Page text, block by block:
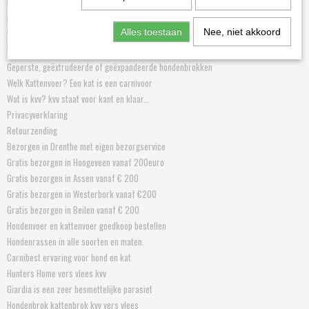
Over Hiltjo's hondenvoeding en kattenvoer
Gastenboek voor tevreden hondenbaasjes
Vraag advies aan een ervarings deskundige
Weblinks toegevoegd door Hiltjo
Geperste, geëxtrudeerde of geëxpandeerde hondenbrokken
Welk Kattenvoer? Een kat is een carnivoor
Wat is kvv? kvv staat voor kant en klaar...
Privacyverklaring
Retourzending
Bezorgen in Drenthe met eigen bezorgservice
Gratis bezorgen in Hoogeveen vanaf 200euro
Gratis bezorgen in Assen vanaf € 200
Gratis bezorgen in Westerbork vanaf €200
Gratis bezorgen in Beilen vanaf € 200
Hondenvoer en kattenvoer goedkoop bestellen
Hondenrassen in alle soorten en maten.
Carnibest ervaring voor hond en kat
Hunters Home vers vlees kvv
Giardia is een zeer besmettelijke parasiet
Hondenbrok kattenbrok kvv vers vlees
Alles toestaan Nee, niet akkoord